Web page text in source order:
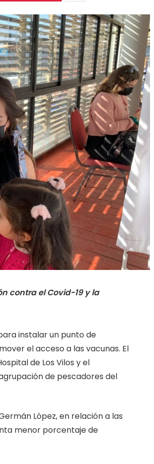
contra el Covid-19 y la
instalar un punto de
el acceso a las vacunas. El
de Los Vilos y el
de pescadores del
López, en relación a las
menor porcentaje de